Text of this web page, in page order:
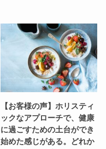
【お客様の声】ホリスティ
ックなアプローチで、健康
に過ごすための土台ができ
始めた感じがある。どれか